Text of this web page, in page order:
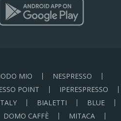
MIO
NESPRESSO
POINT
IPERESPRESSO
BIALETTI
BLUE
DOMO CAFFÈ
MITACA